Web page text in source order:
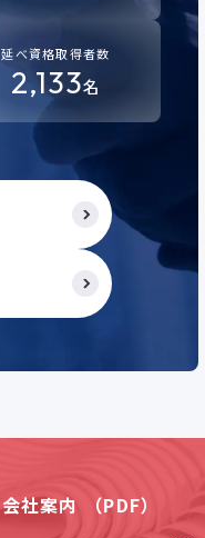
延べ資格取得者数
2,133名
会社案内 （PDF）